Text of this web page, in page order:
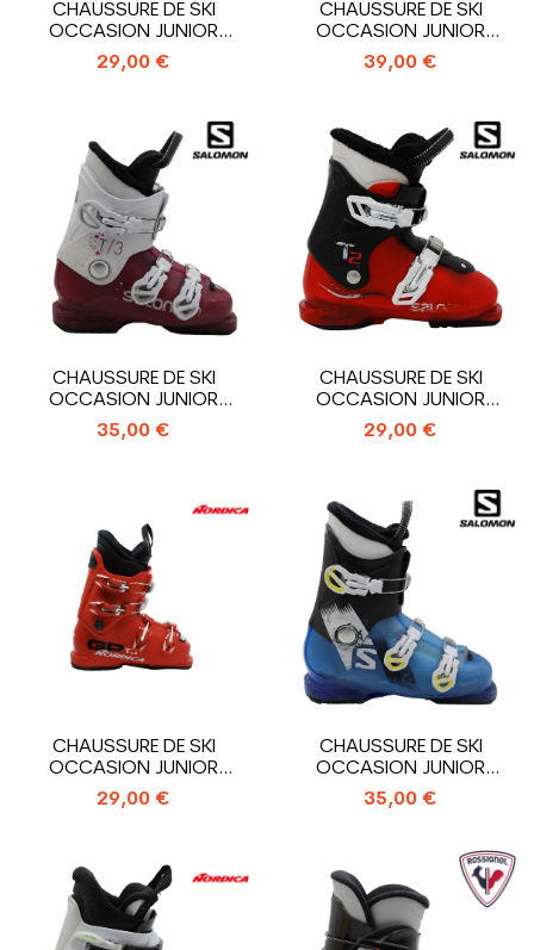
CHAUSSURE DE SKI
OCCASION JUNIOR
SALOMON T3_3
CROCHETS
29,00 €
CHAUSSURE DE SKI
OCCASION JUNIOR
ROSSIGNOL COMP J4_4...
39,00 €
CHAUSSURE DE SKI
OCCASION JUNIOR
SALOMON T3_3
CROCHETS
35,00 €
CHAUSSURE DE SKI
OCCASION JUNIOR
SALOMON T2_2
CROCHETS
29,00 €
CHAUSSURE DE SKI
OCCASION JUNIOR
NORDICA GP TJ_4...
29,00 €
CHAUSSURE DE SKI
OCCASION JUNIOR
SALOMON T3_3
CROCHETS
35,00 €